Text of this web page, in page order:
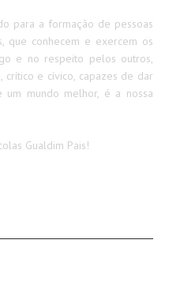
para a formação de pessoas
que conhecem e exercem os
e no respeito pelos outros,
crítico e cívico, capazes de dar
mundo melhor, é a nossa
Gualdim Pais!